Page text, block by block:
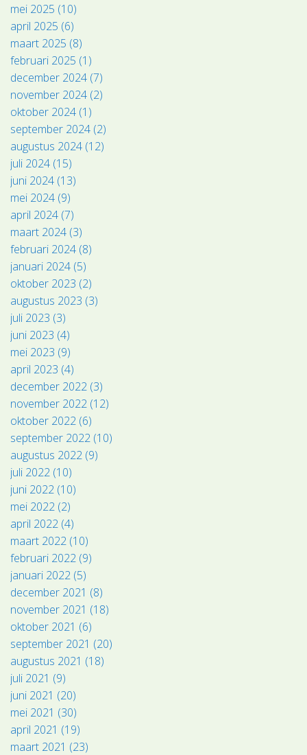
mei 2025 (10)
april 2025 (6)
maart 2025 (8)
februari 2025 (1)
december 2024 (7)
november 2024 (2)
oktober 2024 (1)
september 2024 (2)
augustus 2024 (12)
juli 2024 (15)
juni 2024 (13)
mei 2024 (9)
april 2024 (7)
maart 2024 (3)
februari 2024 (8)
januari 2024 (5)
oktober 2023 (2)
augustus 2023 (3)
juli 2023 (3)
juni 2023 (4)
mei 2023 (9)
april 2023 (4)
december 2022 (3)
november 2022 (12)
oktober 2022 (6)
september 2022 (10)
augustus 2022 (9)
juli 2022 (10)
juni 2022 (10)
mei 2022 (2)
april 2022 (4)
maart 2022 (10)
februari 2022 (9)
januari 2022 (5)
december 2021 (8)
november 2021 (18)
oktober 2021 (6)
september 2021 (20)
augustus 2021 (18)
juli 2021 (9)
juni 2021 (20)
mei 2021 (30)
april 2021 (19)
maart 2021 (23)